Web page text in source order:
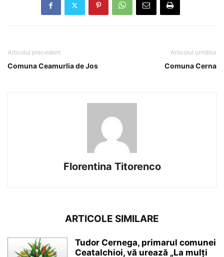
Articolul precedent
Comuna Ceamurlia de Jos
Articolul următor
Comuna Cerna
Florentina Titorenco
ARTICOLE SIMILARE
Tudor Cernega, primarul comunei
Ceatalchioi, vă urează „La mulți